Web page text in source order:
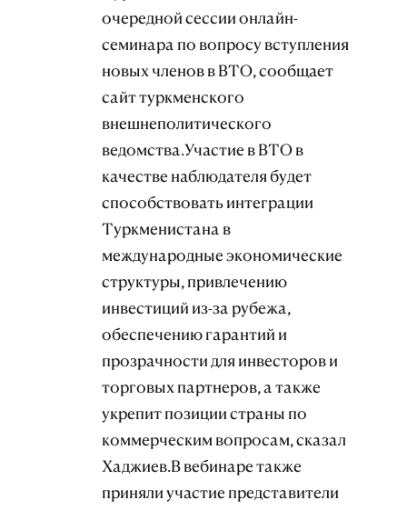
очередной сессии онлайн-
семинара по вопросу вступления
новых членов в ВТО, сообщает
сайт туркменского
внешнеполитического
ведомства.Участие в ВТО в
качестве наблюдателя будет
способствовать интеграции
Туркменистана в
международные экономические
структуры, привлечению
инвестиций из-за рубежа,
обеспечению гарантий и
прозрачности для инвесторов и
торговых партнеров, а также
укрепит позиции страны по
коммерческим вопросам, сказал
Хаджиев.В вебинаре также
приняли участие представители